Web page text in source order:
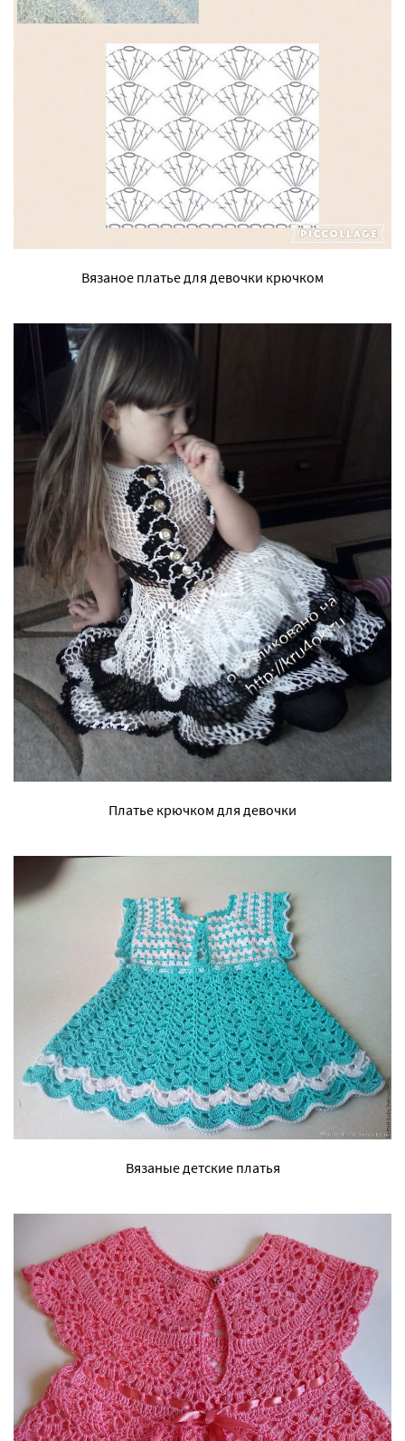
Вязаное платье для девочки крючком
Платье крючком для девочки
Вязаные детские платья